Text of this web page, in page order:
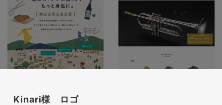
Kinari様 ロゴ